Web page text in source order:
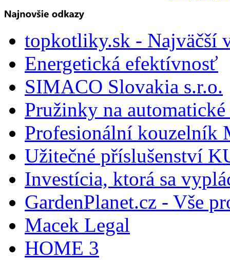
topkotliky.sk - Najväčší
Energetická efektívnosť
SIMACO Slovakia s.r.o.
Pružinky na
Profesionální kouzelník
Užitečné příslušenství
Investícia, ktorá sa
GardenPlanet.cz - Vše
Macek Legal
HOME 3